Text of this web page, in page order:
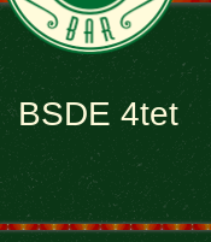
BSDE 4tet